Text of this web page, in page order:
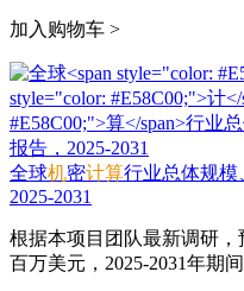
加入购物车 >
全球机密计算行业总体规模
2025-2031
根据本项目团队最新调研，
百万美元，2025-2031年期